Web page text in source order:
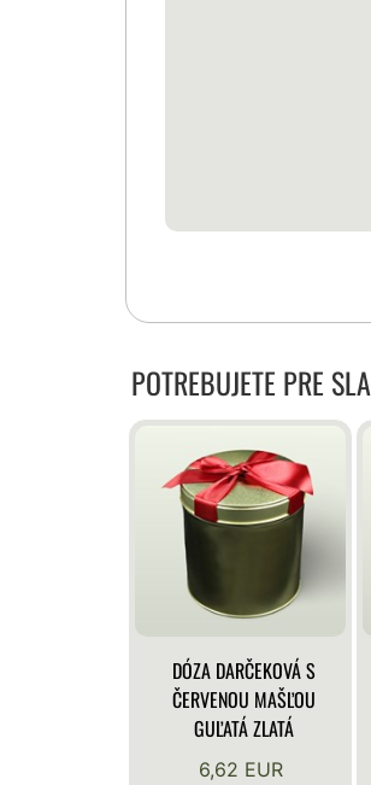
POTREBUJETE PRE
DÓZA DARČEKOVÁ S
ČERVENOU MAŠĽOU
GUĽATÁ ZLATÁ
6,62 EUR